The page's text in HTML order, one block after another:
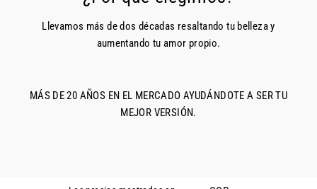
Llevamos más de dos décadas resaltando tu belleza y
aumentando tu amor propio.
MÁS DE 20 AÑOS EN EL MERCADO AYUDÁNDOTE A SER TU
MEJOR VERSIÓN.